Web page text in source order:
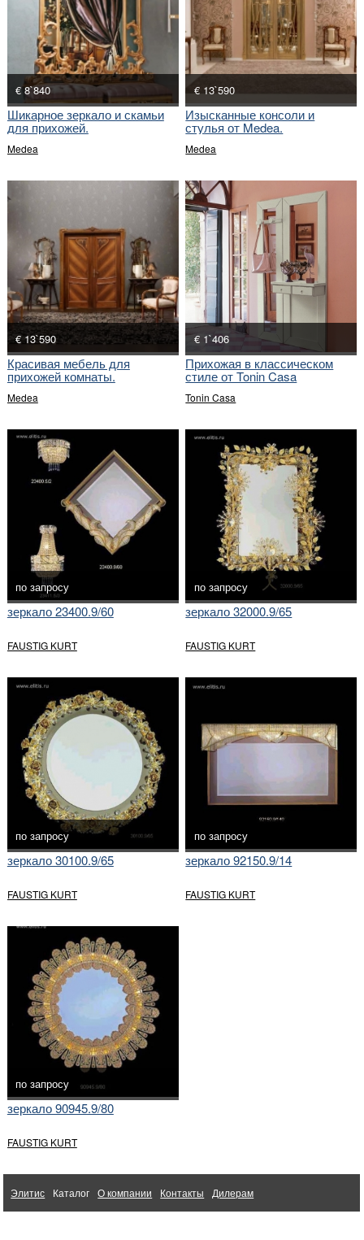
€ 8`840
Шикарное зеркало и скамьи
для прихожей.
Medea
€ 13`590
Изысканные консоли и
стулья от Medea.
Medea
€ 13`590
Красивая мебель для
прихожей комнаты.
Medea
€ 1`406
Прихожая в классическом
стиле от Tonin Casa
Tonin Casa
по запросу
зеркало 23400.9/60
FAUSTIG KURT
по запросу
зеркало 32000.9/65
FAUSTIG KURT
по запросу
зеркало 30100.9/65
FAUSTIG KURT
по запросу
зеркало 92150.9/14
FAUSTIG KURT
по запросу
зеркало 90945.9/80
FAUSTIG KURT
Элитис Каталог О компании Контакты Дилерам